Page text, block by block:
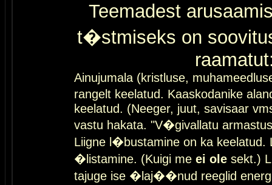
Teemadest
t�stmiseks on
Ainujumala (kristluse,
rangelt keelatud. Kaaskodanike
keelatud. (Neeger, juut, savisaar
vastu hakata. "V�givallatu
Liigne l�bustamine on ka keelatud.
�listamine. (Kuigi me ei ole sekt.)
tajuge ise �laj��nud reeglid